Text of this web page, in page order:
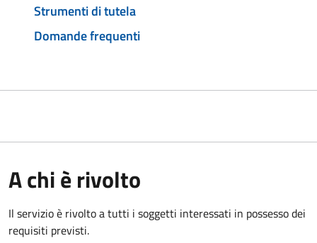
Strumenti di tutela
Domande frequenti
A chi è rivolto
Il servizio è rivolto a tutti i soggetti interessati in possesso dei
requisiti previsti.